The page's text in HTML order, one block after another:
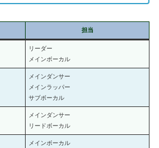
担当
リーダー
メインボーカル
メインダンサー
メインラッパー
サブボーカル
メインダンサー
リードボーカル
メインボーカル